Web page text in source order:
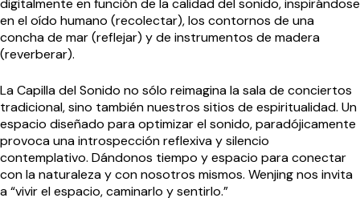
digitalmente en función de la calidad del sonido, inspirándose
en el oído humano (recolectar), los contornos de una
concha de mar (reflejar) y de instrumentos de madera
(reverberar).
La Capilla del Sonido no sólo reimagina la sala de conciertos
tradicional, sino también nuestros sitios de espiritualidad. Un
espacio diseñado para optimizar el sonido, paradójicamente
provoca una introspección reflexiva y silencio
contemplativo. Dándonos tiempo y espacio para conectar
con la naturaleza y con nosotros mismos. Wenjing nos invita
a “vivir el espacio, caminarlo y sentirlo.”